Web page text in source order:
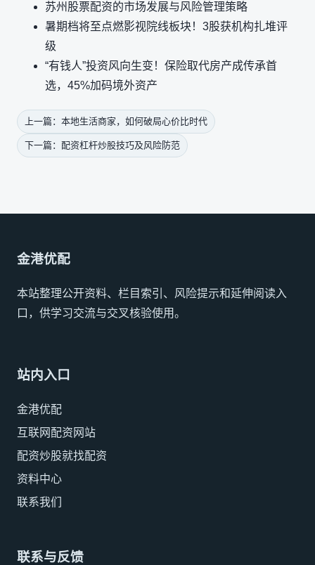
苏州股票配资的市场发展与风险管理策略
暑期档将至点燃影视院线板块！3股获机构扎堆评
级
“有钱人”投资风向生变！保险取代房产成传承首
选，45%加码境外资产
上一篇：本地生活商家，如何破局心价比时代
下一篇：配资杠杆炒股技巧及风险防范
金港优配
本站整理公开资料、栏目索引、风险提示和延伸阅读入
口，供学习交流与交叉核验使用。
站内入口
金港优配
互联网配资网站
配资炒股就找配资
资料中心
联系我们
联系与反馈